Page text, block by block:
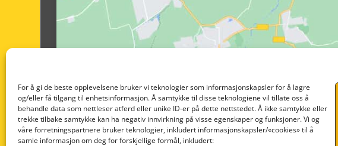
For å gi de beste opplevelsene bruker vi teknologier som informasjonskapsler for å lagre
og/eller få tilgang til enhetsinformasjon. Å samtykke til disse teknologiene vil tillate oss å
behandle data som nettleser atferd eller unike ID-er på dette nettstedet. Å ikke samtykke eller
trekke tilbake samtykke kan ha negativ innvirkning på visse egenskaper og funksjoner. Vi og
våre forretningspartnere bruker teknologier, inkludert informasjonskapsler/«cookies» til å
samle informasjon om deg for forskjellige formål, inkludert: